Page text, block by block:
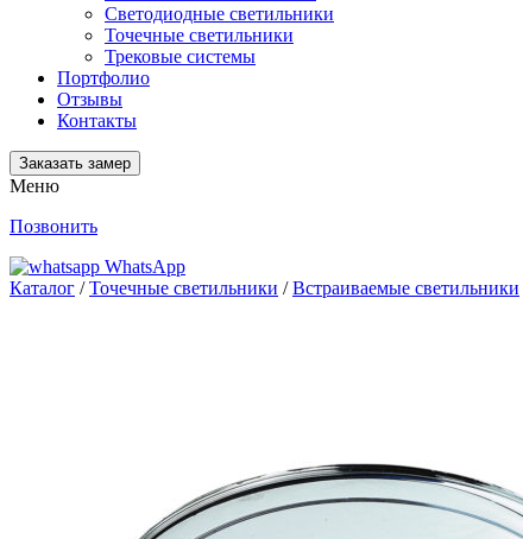
Светодиодные светильники
Точечные светильники
Трековые системы
Портфолио
Отзывы
Контакты
Заказать замер
Меню
Позвонить
WhatsApp
Каталог /Точечные светильники /Встраиваемые светильники